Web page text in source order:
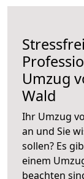
Umzug
Wald
Ihr Umzug
an und Sie
sollen? Es
einem
beachten